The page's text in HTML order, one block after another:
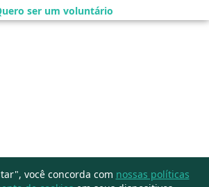
ser um voluntário
você concorda com nossas políticas